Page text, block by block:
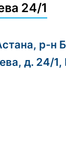
24/1
р-н
д. 24/